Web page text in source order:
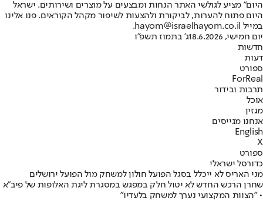
היום" מציע לגולשי האתר הנחות ומבצעים על מוצרים ושירותים. ישראל
היום פתוח להערות, לביקורת ולהצעות לשיפור מקהל הקוראים. פנו אלינו
במייל hayom@israelhayom.co.il.
יום חמישי, 18.6.2026
ג' בתמוז תשפ"ו
חדשות
דעות
ספורט
ForReal
תרבות ובידור
אוכל
מגזין
אנחנו מגייסים
English
X
ספורט
כדורסל ישראלי
מני האריס לא ייכלל בסגל הפועל חולון למשחק מול הפועל ירושלים
שחרן הרכש החדש לא יטול חלק במפגש במסגרת ליגת האלופות של פיב"א
• "הצוות המקצועי נערך למשחק בלעדיו"